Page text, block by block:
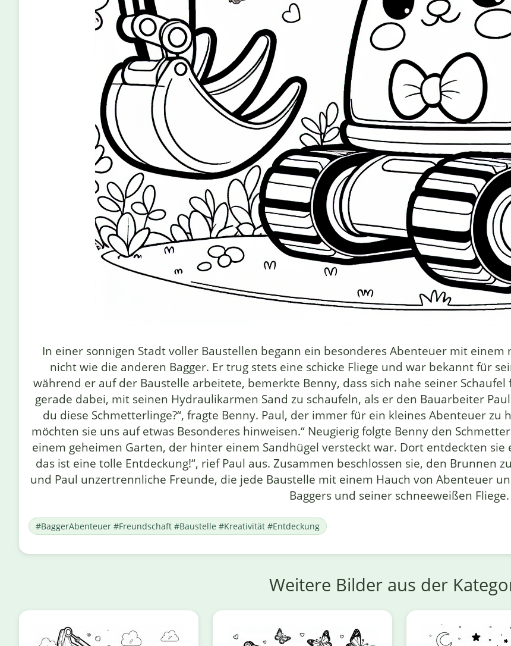
In einer sonnigen Stadt voller Baustellen begann ein besonderes Abenteuer mit einem
nicht wie die anderen Bagger. Er trug stets eine schicke Fliege und war bekannt für
während er auf der Baustelle arbeitete, bemerkte Benny, dass sich nahe seiner
gerade dabei, mit seinen Hydraulikarmen Sand zu schaufeln, als er den Bauarbeiter
du diese Schmetterlinge?“, fragte Benny. Paul, der immer für ein kleines Abenteuer
möchten sie uns auf etwas Besonderes hinweisen.“ Neugierig folgte Benny den
einem geheimen Garten, der hinter einem Sandhügel versteckt war. Dort entdeckten
das ist eine tolle Entdeckung!“, rief Paul aus. Zusammen beschlossen sie, den Brunnen
und Paul unzertrennliche Freunde, die jede Baustelle mit einem Hauch von Abenteuer
Baggers und seiner schneeweißen Fliege.
#BaggerAbenteuer #Freundschaft #Baustelle #Kreativität #Entdeckung
Weitere Bilder aus der